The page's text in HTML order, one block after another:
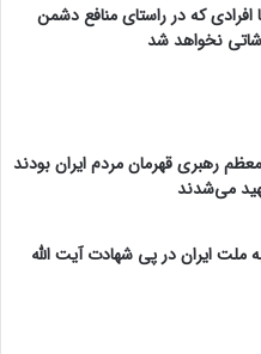
افرادی که در راستای منافع دشمن
نخواهد شد
رهبری قهرمان مردم ایران بودند
می‌شدند
ملت ایران در پی شهادت آیت الله